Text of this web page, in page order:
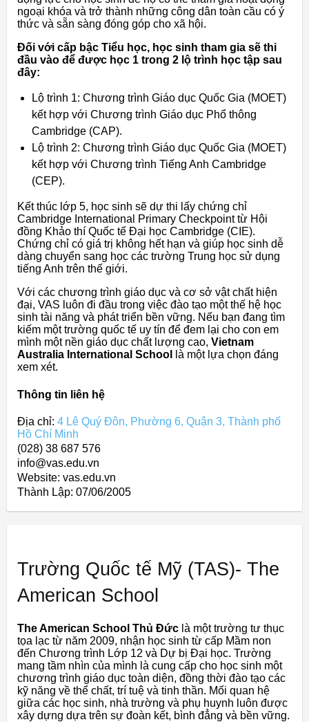
ngoại khóa và trở thành những công dân toàn cầu có ý
thức và sẵn sàng đóng góp cho xã hội.
Đối với cấp bậc Tiểu học, học sinh tham gia sẽ thi
đầu vào để được học 1 trong 2 lộ trình học tập sau
đây:
Lộ trình 1: Chương trình Giáo dục Quốc Gia (MOET)
kết hợp với Chương trình Giáo dục Phổ thông
Cambridge (CAP).
Lộ trình 2: Chương trình Giáo dục Quốc Gia (MOET)
kết hợp với Chương trình Tiếng Anh Cambridge
(CEP).
Kết thúc lớp 5, học sinh sẽ dự thi lấy chứng chỉ
Cambridge International Primary Checkpoint từ Hội
đồng Khảo thí Quốc tế Đại học Cambridge (CIE).
Chứng chỉ có giá trị không hết hạn và giúp học sinh dễ
dàng chuyển sang học các trường Trung học sử dụng
tiếng Anh trên thế giới.
Với các chương trình giáo dục và cơ sở vật chất hiện
đại, VAS luôn đi đầu trong việc đào tạo một thế hệ học
sinh tài năng và phát triển bền vững. Nếu bạn đang tìm
kiếm một trường quốc tế uy tín để đem lại cho con em
mình một nền giáo dục chất lượng cao, Vietnam
Australia International School
là một lựa chọn đáng
xem xét.
Thông tin liên hệ
Địa chỉ: 4 Lê Quý Đôn, Phường 6, Quận 3, Thành phố
Hồ Chí Minh
(028) 38 687 576
info@vas.edu.vn
Website: vas.edu.vn
Thành Lập: 07/06/2005
Trường Quốc tế Mỹ (TAS)- The
American School
The American School Thủ Đức là một trường tư thục
tọa lạc từ năm 2009, nhận học sinh từ cấp Mầm non
đến Chương trình Lớp 12 và Dự bị Đại học. Trường
mang tầm nhìn của mình là cung cấp cho học sinh một
chương trình giáo dục toàn diện, đồng thời đào tạo các
kỹ năng về thể chất, trí tuệ và tinh thần. Mối quan hệ
giữa các học sinh, nhà trường và phụ huynh luôn được
xây dựng dựa trên sự đoàn kết, bình đẳng và bền vững.